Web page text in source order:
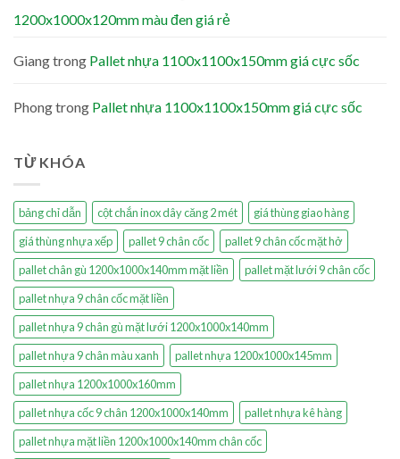
1200x1000x120mm màu đen giá rẻ
Giangtrong Pallet nhựa 1100x1100x150mm giá cực sốc
Phongtrong Pallet nhựa 1100x1100x150mm giá cực sốc
TỪ KHÓA
bảng chỉ dẫn cột chắn inox dây căng 2 mét
giá thùng giao hàng
giá thùng nhựa xếp
pallet 9 chân cốc
pallet 9 chân cốc mặt hở
pallet chân gù 1200x1000x140mm mặt liền
pallet mặt lưới 9 chân cốc
pallet nhựa 9 chân cốc mặt liền
pallet nhựa 9 chân gù mặt lưới 1200x1000x140mm
pallet nhựa 9 chân màu xanh
pallet nhựa 1200x1000x145mm
pallet nhựa 1200x1000x160mm
pallet nhựa cốc 9 chân 1200x1000x140mm
pallet nhựa kê hàng
pallet nhựa mặt liền 1200x1000x140mm chân cốc